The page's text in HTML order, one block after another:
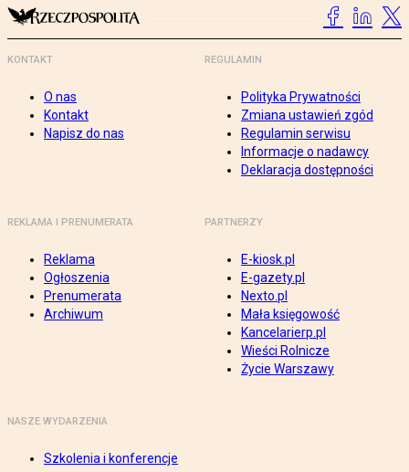
KONTAKT
O nas
Kontakt
Napisz do nas
REGULAMIN
Polityka Prywatności
Zmiana ustawień zgód
Regulamin serwisu
Informacje o nadawcy
Deklaracja dostępności
REKLAMA I PRENUMERATA
Reklama
Ogłoszenia
Prenumerata
Archiwum
PARTNERZY
E-kiosk.pl
E-gazety.pl
Nexto.pl
Mała księgowość
Kancelarierp.pl
Wieści Rolnicze
Życie Warszawy
NASZE WYDARZENIA
Szkolenia i konferencje